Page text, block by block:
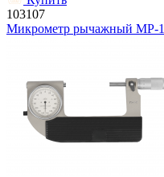
103107
Микрометр рычажный МР-